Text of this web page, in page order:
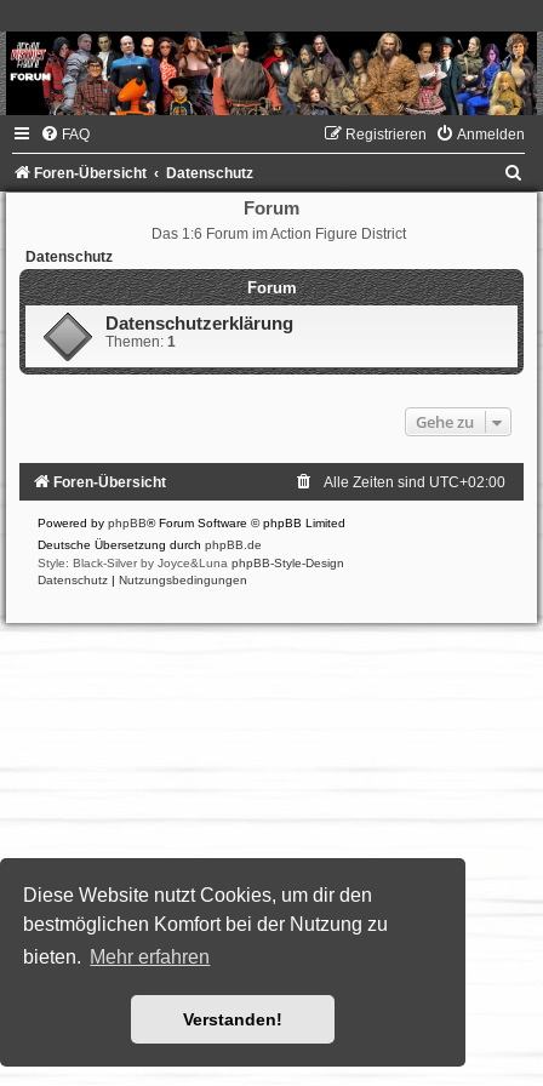
Diese Website nutzt Cookies, um dir den
bestmöglichen Komfort bei der Nutzung zu
bieten. Mehr erfahren
Verstanden!
FAQ Anmelden
Registrieren
Foren-Übersicht Datenschutz
Forum
Das 1:6 Forum im Action Figure District
Datenschutz
Forum
Datenschutzerklärung
Themen: 1
Gehe zu
Foren-Übersicht Alle Zeiten sind UTC+02:00
Powered by phpBB® Forum Software © phpBB Limited
Deutsche Übersetzung durch phpBB.de
Style: Black-Silver by Joyce&Luna phpBB-Style-Design
Datenschutz | Nutzungsbedingungen